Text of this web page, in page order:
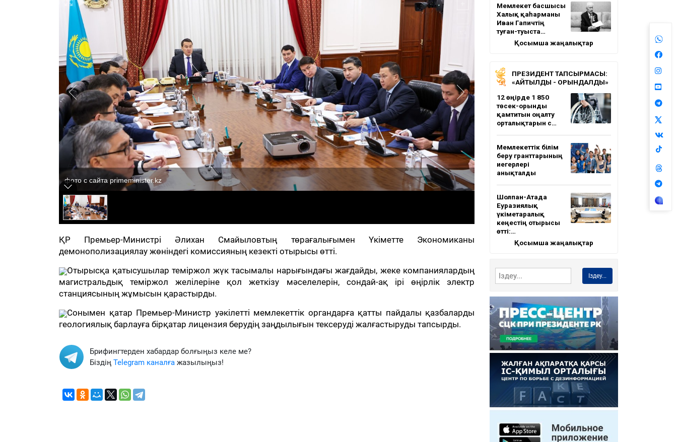
фото с сайта primeminister.kz
ҚР Премьер-Министрі Әлихан Смайыловтың төрағалығымен Үкіметте Экономиканы
демонополизациялау жөніндегі комиссияның кезекті отырысы өтті.
Отырысқа қатысушылар теміржол жүк тасымалы нарығындағы жағдайды, жеке компаниялардың
магистральдық теміржол желілеріне қол жеткізу мәселелерін, сондай-ақ ірі өңірлік электр
станциясының жұмысын қарастырды.
Сонымен қатар Премьер-Министр уәкілетті мемлекеттік органдарға қатты пайдалы қазбаларды
геологиялық барлауға бірқатар лицензия берудің заңдылығын тексеруді жалғастыруды тапсырды.
Брифингтерден хабардар болғыңыз келе ме?
Біздің Telegram каналға жазылыңыз!
Мемлекет басшысы
Халық қаһарманы
Иван Гапичтің
туған-туыста…
Қосымша жаңалықтар
ПРЕЗИДЕНТ ТАПСЫРМАСЫ:
«АЙТЫЛДЫ - ОРЫНДАЛДЫ»
12 өңірде 1 850
төсек-орынды
қамтитын оңалту
орталықтарын с…
Мемлекеттік білім
беру гранттарының
иегерлері
анықталды
Шолпан-Атада
Еуразиялық
үкіметаралық
кеңестің отырысы
өтті:…
Қосымша жаңалықтар
Іздеу...